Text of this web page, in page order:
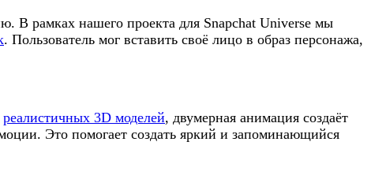
В рамках нашего проекта для Snapchat Universe мы
. Пользователь мог вставить своё лицо в образ персонажа,
реалистичных 3D моделей, двумерная анимация создаёт
Это помогает создать яркий и запоминающийся